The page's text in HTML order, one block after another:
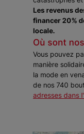
Les revenus
financer 20%
locale.
Où sont
Vous pouvez
manière
la mode en
de nos 740
adresses dans